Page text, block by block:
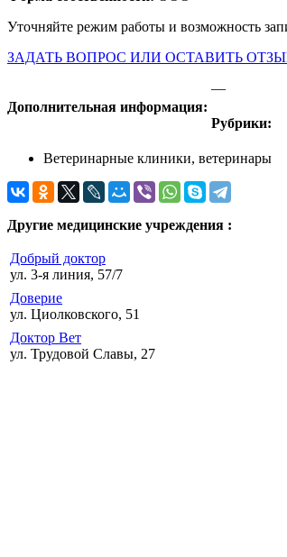
Уточняйте режим работы и возможность
ЗАДАТЬ ВОПРОС ИЛИ ОСТАВИТЬ
Дополнительная информация:
—
Рубрики:
Ветеринарные клиники, ветеринары
Другие медицинские учреждения :
Добрый доктор
ул. 3-я линия, 57/7
Доверие
ул. Циолковского, 51
Доктор Вет
ул. Трудовой Славы, 27